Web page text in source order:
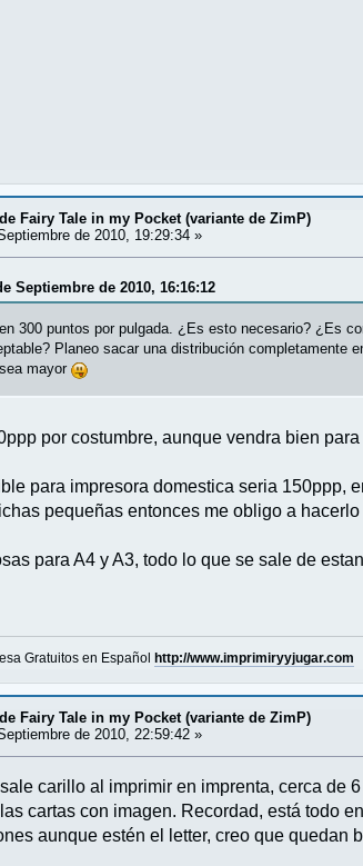
Fairy Tale in my Pocket (variante de ZimP)
de 2010, 19:29:34 »
Septiembre de 2010, 16:16:12
300 puntos por pulgada. ¿Es esto necesario? ¿Es
Planeo sacar una distribución completamente
mayor
por costumbre, aunque vendra bien
para impresora domestica seria 150ppp,
pequeñas entonces me obligo a
para A4 y A3, todo lo que se sale de
Gratuitos en Español http://www.imprimiryyjugar.com
Fairy Tale in my Pocket (variante de ZimP)
de 2010, 22:59:42 »
carillo al imprimir en imprenta, cerca de
cartas con imagen. Recordad, está todo
aunque estén el letter, creo que quedan